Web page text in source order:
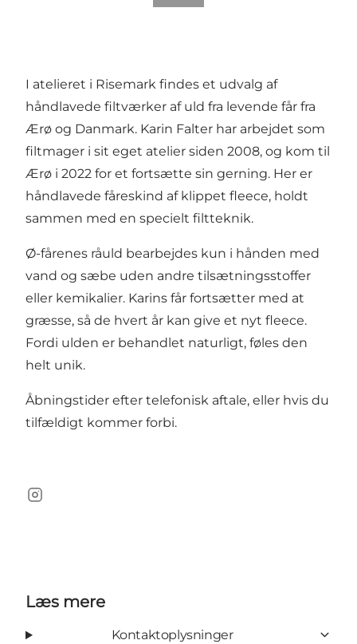
I atelieret i Risemark findes et udvalg af
håndlavede filtværker af uld fra levende får fra
Ærø og Danmark. Karin Falter har arbejdet som
filtmager i sit eget atelier siden 2008, og kom til
Ærø i 2022 for et fortsætte sin gerning. Her er
håndlavede fåreskind af klippet fleece, holdt
sammen med en specielt filtteknik.
Ø-fårenes råuld bearbejdes kun i hånden med
vand og sæbe uden andre tilsætningsstoffer
eller kemikalier. Karins får fortsætter med at
græsse, så de hvert år kan give et nyt fleece.
Fordi ulden er behandlet naturligt, føles den
helt unik.
Åbningstider efter telefonisk aftale, eller hvis du
tilfældigt kommer forbi.
Instagram
Læs mere
Kontaktoplysninger